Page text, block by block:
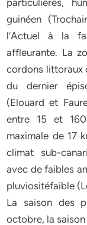
particulières,
guinéen
l’Actuel à la
affleurante. La
cordons littoraux
du dernier
(Elouard et
entre 15 et
maximale de 17
climat sub-
avec de faibles
pluviositéfaible
La saison des
octobre, la saison